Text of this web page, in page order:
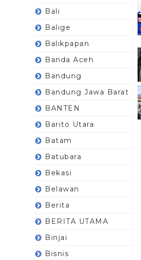
Bali
Balige
Balikpapan
Banda Aceh
Bandung
Bandung Jawa Barat
BANTEN
Barito Utara
Batam
Batubara
Bekasi
Belawan
Berita
BERITA UTAMA
Binjai
Bisnis